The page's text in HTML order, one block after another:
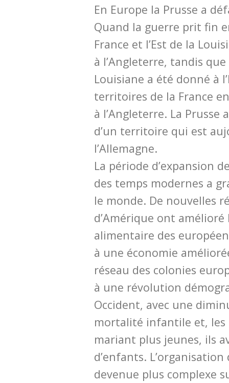
En Europe la Prusse a
Quand la guerre prit fin
France et l’Est de la
à l’Angleterre, tandis que
Louisiane a été donné à
territoires de la France
à l’Angleterre. La
d’un territoire qui est
l’Allemagne.
La période d’expansion
des temps modernes a
le monde. De nouvelles
d’Amérique ont amélioré
alimentaire des
à une économie
réseau des colonies
à une révolution
Occident, avec une
mortalité infantile et, les
mariant plus jeunes, ils
d’enfants. L’organisation
devenue plus complexe